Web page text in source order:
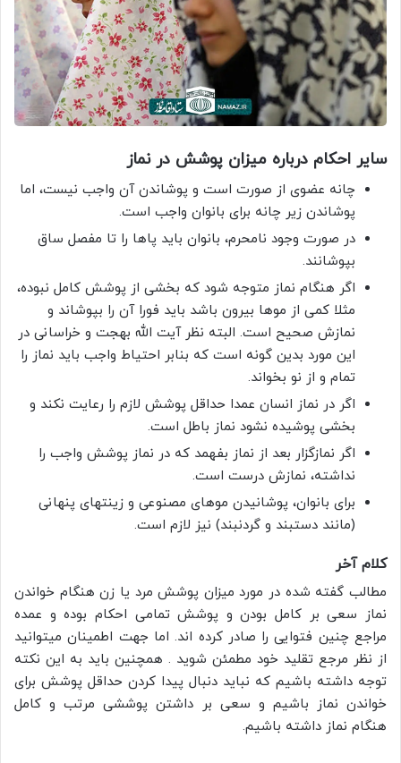
سایر احکام درباره میزان پوشش در نماز
چانه عضوی از صورت است و پوشاندن آن واجب نیست، اما
پوشاندن زیر چانه برای بانوان واجب است.
در صورت وجود نامحرم، بانوان باید پاها را تا مفصل ساق
بپوشانند.
اگر هنگام نماز متوجه شود که بخشی از پوشش کامل نبوده،
مثلا کمی از موها بیرون باشد باید فورا آن را بپوشاند و
نمازش صحیح است. البته نظر آیت الله بهجت و خراسانی در
این مورد بدین گونه است که بنابر احتیاط واجب باید نماز را
تمام و از نو بخواند.
اگر در نماز انسان عمدا حداقل پوشش لازم را رعایت نکند و
بخشی پوشیده نشود نماز باطل است.
اگر نمازگزار بعد از نماز بفهمد که در نماز پوشش واجب را
نداشته، نمازش درست است.
برای بانوان، پوشانیدن موهاى مصنوعى و زینتهاى پنهانى
(مانند دستبند و گردنبند) نیز لازم است.
کلام آخر
مطالب گفته شده در مورد میزان پوشش مرد یا زن هنگام خواندن
نماز سعی بر کامل بودن و پوشش تمامی احکام بوده و عمده
مراجع چنین فتوایی را صادر کرده اند. اما جهت اطمینان میتوانید
از نظر مرجع تقلید خود مطمئن شوید . همچنین باید به این نکته
توجه داشته باشیم که نباید دنبال پیدا کردن حداقل پوشش برای
خواندن نماز باشیم و سعی بر داشتن پوششی مرتب و کامل
هنگام نماز داشته باشیم.